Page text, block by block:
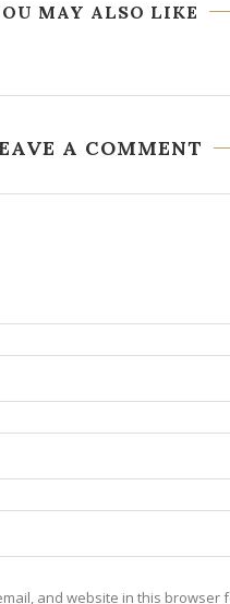
MAY ALSO LIKE
A COMMENT
and website in this browser